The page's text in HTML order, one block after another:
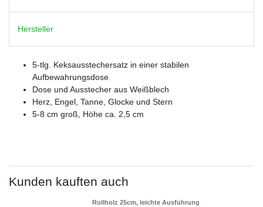
Hersteller
5-tlg. Keksausstechersatz in einer stabilen
Aufbewahrungsdose
Dose und Ausstecher aus Weißblech
Herz, Engel, Tanne, Glocke und Stern
5-8 cm groß, Höhe ca. 2,5 cm
Kunden kauften auch
Rollholz 25cm, leichte Ausführung